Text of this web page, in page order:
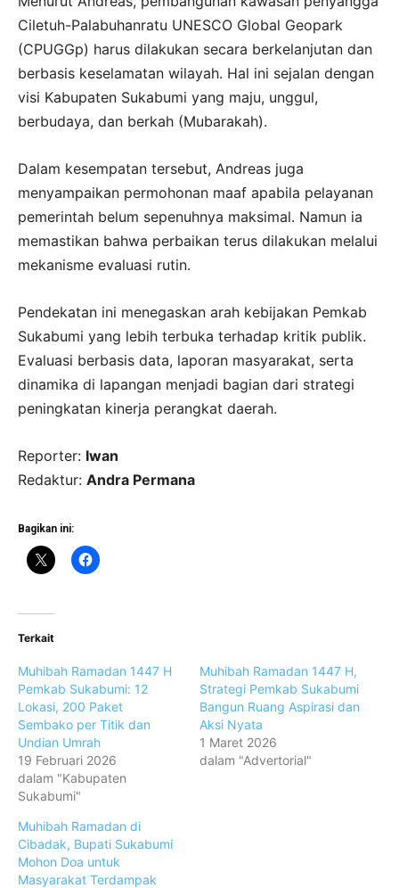
Ciletuh-Palabuhanratu UNESCO Global Geopark
(CPUGGp) harus dilakukan secara berkelanjutan dan
berbasis keselamatan wilayah. Hal ini sejalan dengan
visi Kabupaten Sukabumi yang maju, unggul,
berbudaya, dan berkah (Mubarakah).
Dalam kesempatan tersebut, Andreas juga
menyampaikan permohonan maaf apabila pelayanan
pemerintah belum sepenuhnya maksimal. Namun ia
memastikan bahwa perbaikan terus dilakukan melalui
mekanisme evaluasi rutin.
Pendekatan ini menegaskan arah kebijakan Pemkab
Sukabumi yang lebih terbuka terhadap kritik publik.
Evaluasi berbasis data, laporan masyarakat, serta
dinamika di lapangan menjadi bagian dari strategi
peningkatan kinerja perangkat daerah.
Reporter: Iwan
Redaktur: Andra Permana
Bagikan ini:
Terkait
Muhibah Ramadan 1447 H
Pemkab Sukabumi: 12
Lokasi, 200 Paket
Sembako per Titik dan
Undian Umrah
19 Februari 2026
dalam "Kabupaten
Sukabumi"
Muhibah Ramadan 1447 H,
Strategi Pemkab Sukabumi
Bangun Ruang Aspirasi dan
Aksi Nyata
1 Maret 2026
dalam "Advertorial"
Muhibah Ramadan di
Cibadak, Bupati Sukabumi
Mohon Doa untuk
Masyarakat Terdampak